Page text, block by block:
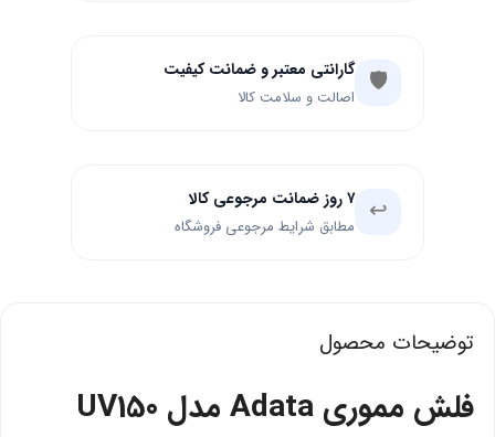
🛡️ گارانتی معتبر و ضمانت کیفیت
اصالت و سلامت کالا
↩️ ۷ روز ضمانت مرجوعی کالا
مطابق شرایط مرجوعی فروشگاه
توضیحات محصول
فلش مموری Adata مدل UV150